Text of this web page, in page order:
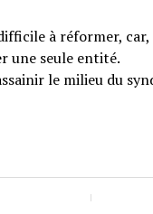
à réformer,
une seule entité.
le milieu du